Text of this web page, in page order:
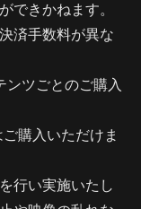
できかねます。
済手数料が異な
ツごとのご購入
購入いただけま
行い実施いたし